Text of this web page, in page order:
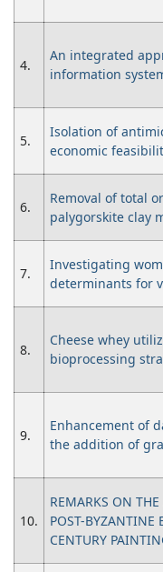
4.
An integrated
information
5.
Isolation of
economic
6.
Removal of total
palygorskite clay
7.
Investigating
determinants for
8.
Cheese whey
bioprocessing
9.
Enhancement of
the addition of
10.
REMARKS ON
POST-BYZANTINE
CENTURY